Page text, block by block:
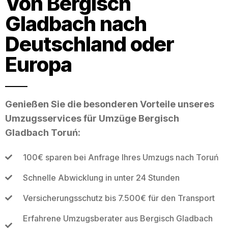
Gladbach nach
Deutschland oder
Europa
Genießen Sie die besonderen Vorteile unseres
Umzugsservices für Umzüge Bergisch
Gladbach Toruń:
100€ sparen bei Anfrage Ihres Umzugs nach Toruń
Schnelle Abwicklung in unter 24 Stunden
Versicherungsschutz bis 7.500€ für den Transport
Erfahrene Umzugsberater aus Bergisch Gladbach